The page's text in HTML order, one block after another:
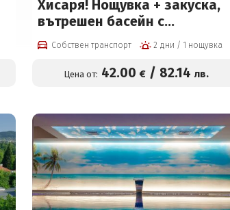
Хисаря! Нощувка + закуска,
вътрешен басейн с
минерална вода, външно
джакузи и СПА пакет и
Безплатно за деца до 12 г на
Собствен транспорт 2 дни / 1 нощувка
Цена от: 42.00 € / 82.14 лв.